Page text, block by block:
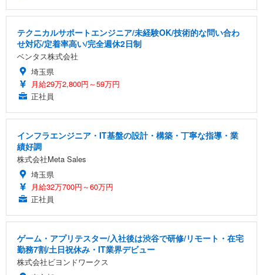
テクニカルサポートエンジニア/未経験OK/技術的な問い合わ
せ対応/定着率高い/完全週休2日制
ベンタス株式会社
埼玉県
月給29万2,800円～59万円
正社員
インフラエンジニア・IT基盤の設計・構築・丁寧な指導・業
績好調
株式会社Meta Sales
埼玉県
月給32万700円～60万円
正社員
ゲーム・アプリテスター/入社後は渋谷で研修/リモート・在宅
勤務7割/土日祝休み・IT業界デビュー
株式会社ビヨンドワークス